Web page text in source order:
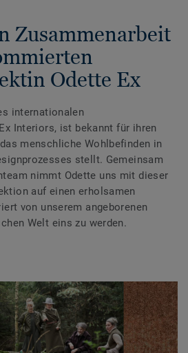
Zusammenarbeit
Odette Ex
internationalen
Interiors, ist bekannt für ihren
menschliche Wohlbefinden in
stellt. Gemeinsam
nimmt Odette uns mit dieser
auf einen erholsamen
von unserem angeborenen
Welt eins zu werden.